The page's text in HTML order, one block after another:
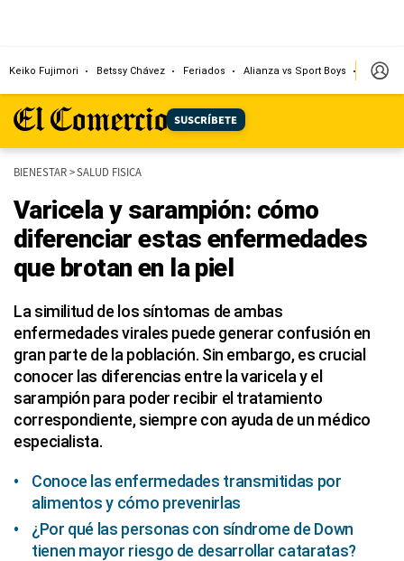
SUSCRÍBETE
Keiko Fujimori Betssy Chávez Feriados Alianza vs Sport Boys Jorge
BIENESTAR>SALUD FISICA
Varicela y sarampión: cómo
diferenciar estas enfermedades
que brotan en la piel
La similitud de los síntomas de ambas
enfermedades virales puede generar confusión en
gran parte de la población. Sin embargo, es crucial
conocer las diferencias entre la varicela y el
sarampión para poder recibir el tratamiento
correspondiente, siempre con ayuda de un médico
especialista.
Conoce las enfermedades transmitidas por
alimentos y cómo prevenirlas
¿Por qué las personas con síndrome de Down
tienen mayor riesgo de desarrollar cataratas?